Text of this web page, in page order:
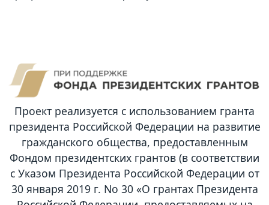
Проект реализуется с использованием гранта
президента Российской Федерации на развитие
гражданского общества, предоставленным
Фондом президентских грантов (в соответствии
с Указом Президента Российской Федерации от
30 января 2019 г. No 30 «О грантах Президента